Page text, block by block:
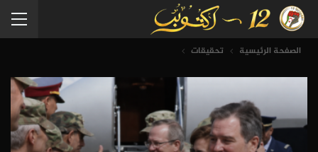
الصفحة الرئيسية تحقيقات